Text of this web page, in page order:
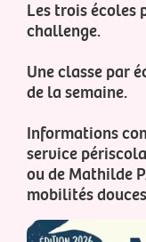
Les trois écoles
challenge.
Une classe par
de la semaine.
Informations
service
ou de Mathilde
mobilités